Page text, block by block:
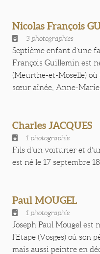
Nicolas François
3 photographies
Septième enfant d’une
François Guillemin est
(Meurthe-et-Moselle) où
sœur aînée, Anne-Marie,
Charles JACQUES
1 photographie
Fils d’un voiturier et
est né le 17 septembre
Paul MOUGEL
1 photographie
Joseph Paul Mougel est
l’Etape (Vosges) où
mais aussi peintre en